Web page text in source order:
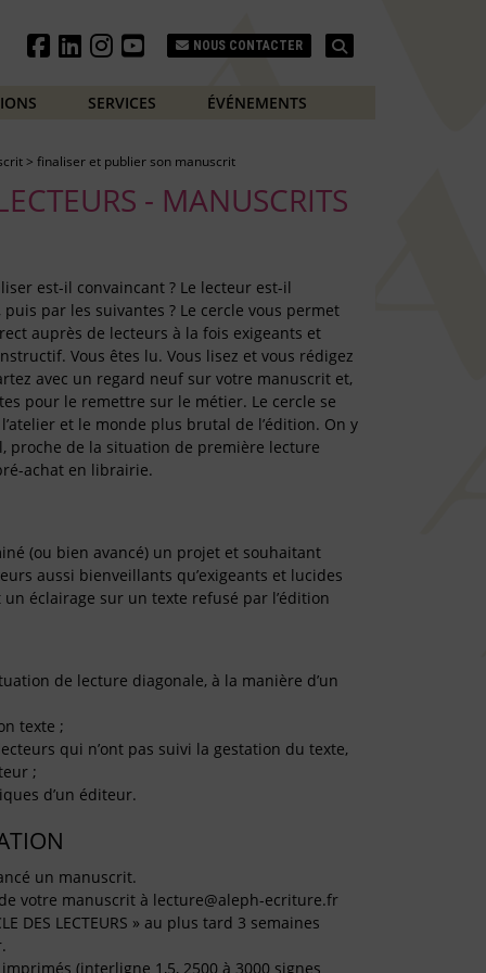
NOUS CONTACTER
SERVICES ÉVÉNEMENTS
> finaliser et publier son manuscrit
- MANUSCRITS
est-il convaincant ? Le lecteur est-il
par les suivantes ? Le cercle vous permet
auprès de lecteurs à la fois exigeants et
Vous êtes lu. Vous lisez et vous rédigez
avec un regard neuf sur votre manuscrit et,
pour le remettre sur le métier. Le cercle se
et le monde plus brutal de l’édition. On y
proche de la situation de première lecture
achat en librairie.
(ou bien avancé) un projet et souhaitant
aussi bienveillants qu’exigeants et lucides
éclairage sur un texte refusé par l’édition
de lecture diagonale, à la manière d’un
texte ;
qui n’ont pas suivi la gestation du texte,
;
d’un éditeur.
un manuscrit.
votre manuscrit à lecture@aleph-ecriture.fr
DES LECTEURS » au plus tard 3 semaines
(interligne 1,5, 2500 à 3000 signes